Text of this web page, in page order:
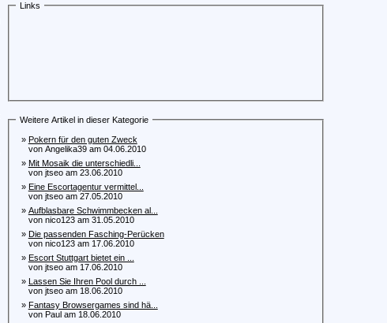
Links
Weitere Artikel in dieser Kategorie
» Pokern für den guten Zweck
von Angelika39 am 04.06.2010
» Mit Mosaik die unterschiedli...
von jtseo am 23.06.2010
» Eine Escortagentur vermittel...
von jtseo am 27.05.2010
» Aufblasbare Schwimmbecken al...
von nico123 am 31.05.2010
» Die passenden Fasching-Perücken
von nico123 am 17.06.2010
» Escort Stuttgart bietet ein ...
von jtseo am 17.06.2010
» Lassen Sie Ihren Pool durch ...
von jtseo am 18.06.2010
» Fantasy Browsergames sind hä...
von Paul am 18.06.2010